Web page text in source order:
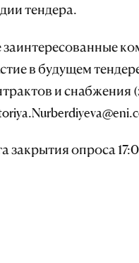
тендера.
заинтересованные
в будущем
и снабжения
закрытия опроса